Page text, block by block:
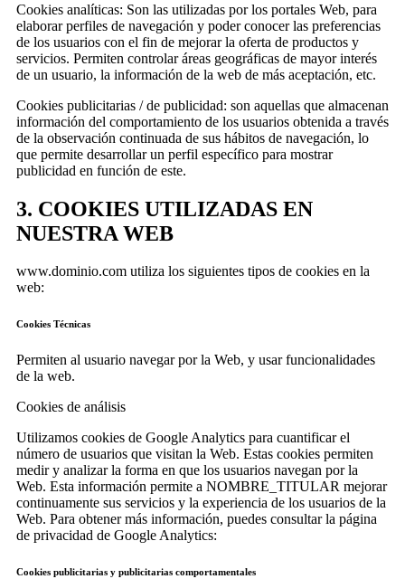
Cookies analíticas: Son las utilizadas por los portales Web, para
elaborar perfiles de navegación y poder conocer las preferencias
de los usuarios con el fin de mejorar la oferta de productos y
servicios. Permiten controlar áreas geográficas de mayor interés
de un usuario, la información de la web de más aceptación, etc.
Cookies publicitarias / de publicidad: son aquellas que almacenan
información del comportamiento de los usuarios obtenida a través
de la observación continuada de sus hábitos de navegación, lo
que permite desarrollar un perfil específico para mostrar
publicidad en función de este.
3. COOKIES UTILIZADAS EN
NUESTRA WEB
www.dominio.com utiliza los siguientes tipos de cookies en la
web:
Cookies Técnicas
Permiten al usuario navegar por la Web, y usar funcionalidades
de la web.
Cookies de análisis
Utilizamos cookies de Google Analytics para cuantificar el
número de usuarios que visitan la Web. Estas cookies permiten
medir y analizar la forma en que los usuarios navegan por la
Web. Esta información permite a NOMBRE_TITULAR mejorar
continuamente sus servicios y la experiencia de los usuarios de la
Web. Para obtener más información, puedes consultar la página
de privacidad de Google Analytics:
Cookies publicitarias y publicitarias comportamentales